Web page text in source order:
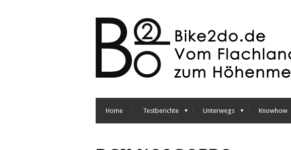
Home Testberichte Unterwegs Knowhow